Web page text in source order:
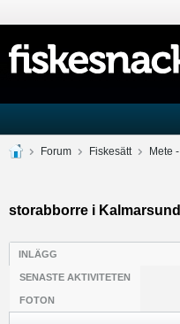
Forum Fiskesätt Mete
storabborre i
INLÄGG
SENASTE AKTIVITETEN
FOTON